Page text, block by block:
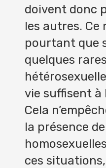
doivent donc
les autres. Ce
pourtant que
quelques
vie suffisent
Cela
la présence
ces